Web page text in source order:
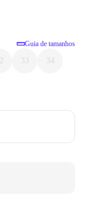
Guia de tamanhos
33 34